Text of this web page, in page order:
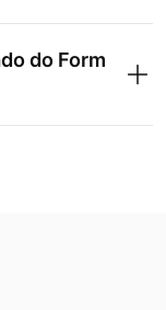
do Form